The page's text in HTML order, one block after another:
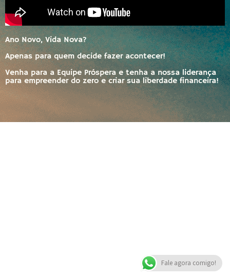
Ano Novo, Vida Nova?
Apenas para quem decide fazer acontecer!
Venha para a Equipe Próspera e tenha a nossa liderança
para empreender do zero e criar sua liberdade financeira!
Fale agora comigo!